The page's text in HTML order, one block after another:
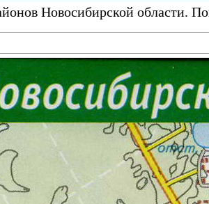
Новосибирской области.